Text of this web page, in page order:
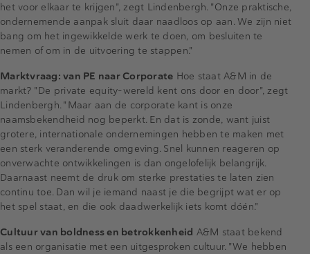
het voor elkaar te krijgen", zegt Lindenbergh. "Onze praktische,
ondernemende aanpak sluit daar naadloos op aan. We zijn niet
bang om het ingewikkelde werk te doen, om besluiten te
nemen of om in de uitvoering te stappen."
Marktvraag: van PE naar Corporate Hoe staat A&M in de
markt? "De private equity-wereld kent ons door en door", zegt
Lindenbergh. "Maar aan de corporate kant is onze
naamsbekendheid nog beperkt. En dat is zonde, want juist
grotere, internationale ondernemingen hebben te maken met
een sterk veranderende omgeving. Snel kunnen reageren op
onverwachte ontwikkelingen is dan ongelofelijk belangrijk.
Daarnaast neemt de druk om sterke prestaties te laten zien
continu toe. Dan wil je iemand naast je die begrijpt wat er op
het spel staat, en die ook daadwerkelijk iets komt dóén."
Cultuur van boldness en betrokkenheid A&M staat bekend
als een organisatie met een uitgesproken cultuur. "We hebben